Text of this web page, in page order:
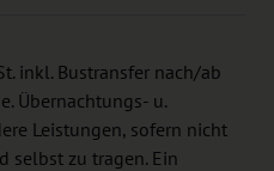
inkl. Bustransfer nach/ab
Übernachtungs- u.
Leistungen, sofern nicht
selbst zu tragen. Ein